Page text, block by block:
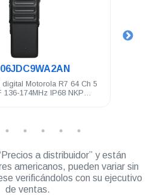
.
Motorola R7 64 Ch 5
136-174MHz IP68 NKP
a distribuidor” y están
americanos, pueden variar sin
verificándolos con su ejecutivo
de ventas.